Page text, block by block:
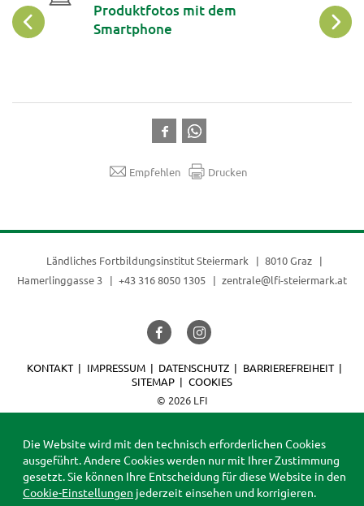
Produktfotos mit dem
Smartphone
Empfehlen Drucken
Ländliches Fortbildungsinstitut Steiermark
8010 Graz
Hamerlinggasse 3
+43 316 8050 1305 zentrale@lfi-steiermark.at
© 2026 LFI
KONTAKT IMPRESSUM DATENSCHUTZ
BARRIEREFREIHEIT
SITEMAP
COOKIES
Die Website wird mit den technisch erforderlichen Cookies
ausgeführt. Andere Cookies werden nur mit Ihrer Zustimmung
gesetzt. Sie können Ihre Entscheidung für diese Website in den
Cookie-Einstellungen jederzeit einsehen und korrigieren.